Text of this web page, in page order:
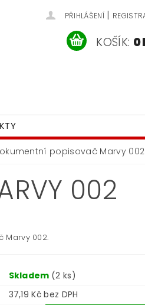
PŘIHLÁŠENÍ |
KOŠÍK: 0
popisovač Marvy 002
002
Marvy 002.
Skladem (2 ks)
37,19 Kč bez DPH